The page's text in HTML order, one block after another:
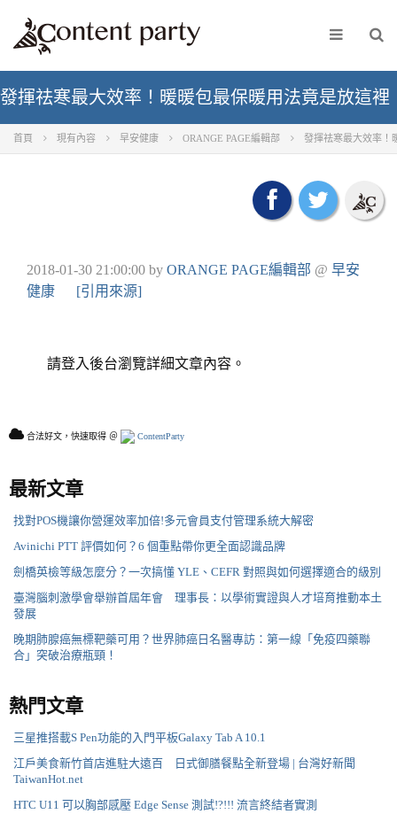
發揮祛寒最大效率！暖暖包最保暖用法竟是放這裡
首頁 現有內容 早安健康 ORANGE PAGE編輯部 發揮祛寒最大效率！
2018-01-30 21:00:00 by ORANGE PAGE編輯部 @ 早安
健康
[引用來源]
請登入後台瀏覽詳細文章內容。
合法好文，快速取得 ＠ ContentParty
最新文章
找對POS機讓你營運效率加倍!多元會員支付管理系統大解密
Avinichi PTT 評價如何？6 個重點帶你更全面認識品牌
劍橋英檢等級怎麼分？一次搞懂 YLE、CEFR 對照與如何選擇適合的級別
臺灣腦刺激學會舉辦首屆年會 理事長：以學術實證與人才培育推動本土
發展
晚期肺腺癌無標靶藥可用？世界肺癌日名醫專訪：第一線「免疫四藥聯
合」突破治療瓶頸！
熱門文章
三星推搭載S Pen功能的入門平板Galaxy Tab A 10.1
江戶美食新竹首店進駐大遠百 日式御膳餐點全新登場 | 台灣好新聞
TaiwanHot.net
HTC U11 可以胸部感壓 Edge Sense 測試!?!!! 流言終結者實測